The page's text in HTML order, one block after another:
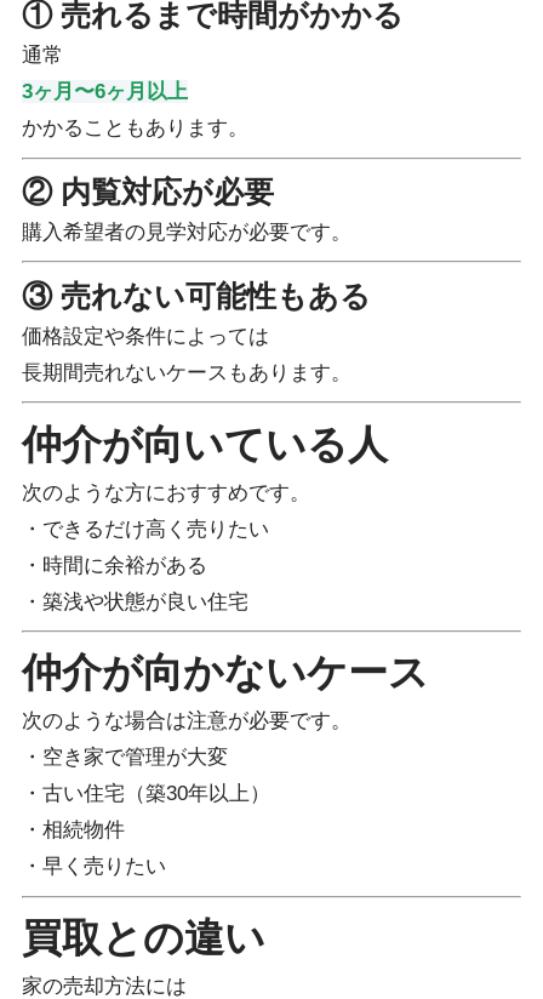
① 売れるまで時間がかかる
通常
3ヶ月〜6ヶ月以上
かかることもあります。
② 内覧対応が必要
購入希望者の見学対応が必要です。
③ 売れない可能性もある
価格設定や条件によっては
長期間売れないケースもあります。
仲介が向いている人
次のような方におすすめです。
・できるだけ高く売りたい
・時間に余裕がある
・築浅や状態が良い住宅
仲介が向かないケース
次のような場合は注意が必要です。
・空き家で管理が大変
・古い住宅（築30年以上）
・相続物件
・早く売りたい
買取との違い
家の売却方法には